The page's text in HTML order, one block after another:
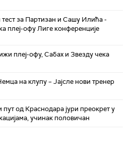
за Партизан и Сашу Илића -
плеј-офу Лиге конференције
плеј-офу, Сабах и Звезду чека
на клупу – Јајсле нови тренер
пут од Краснодара јури преокрет у
учинак половичан